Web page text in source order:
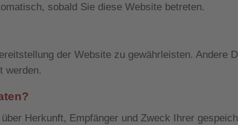
sobald Sie diese Website betreten.
der Website zu gewährleisten. Andere
werden.
Herkunft, Empfänger und Zweck Ihrer